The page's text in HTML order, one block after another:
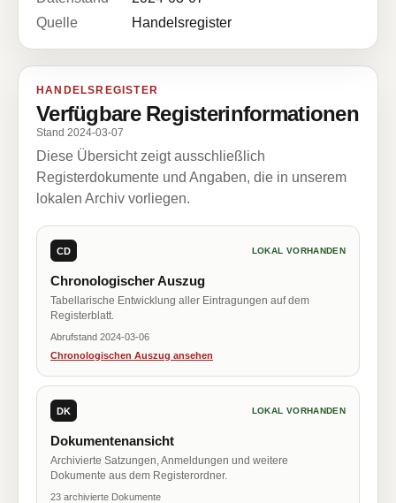
Quelle
Handelsregister
HANDELSREGISTER
Verfügbare Registerinformationen
Stand 2024-03-07
Diese Übersicht zeigt ausschließlich
Registerdokumente und Angaben, die in unserem
lokalen Archiv vorliegen.
CD LOKAL VORHANDEN
Chronologischer Auszug
Tabellarische Entwicklung aller Eintragungen auf dem
Registerblatt.
Abrufstand 2024-03-06
Chronologischen Auszug ansehen
DK LOKAL VORHANDEN
Dokumentenansicht
Archivierte Satzungen, Anmeldungen und weitere
Dokumente aus dem Registerordner.
23 archivierte Dokumente